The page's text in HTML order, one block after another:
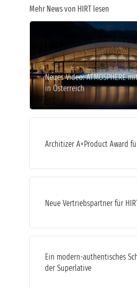
Mehr News von HIRT lesen
Neues Video: ATMOSPHERE
in Österreich
Architizer A+Product Award
Neue Vertriebspartner für
Ein modern-authentisches
der Superlative